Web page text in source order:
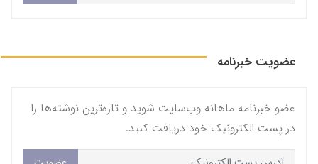
عضویت خبرنامه
عضو خبرنامه ماهانه وب‌سایت شوید و تازه‌ترین نوشته‌ها را
در پست الکترونیک خود دریافت کنید.